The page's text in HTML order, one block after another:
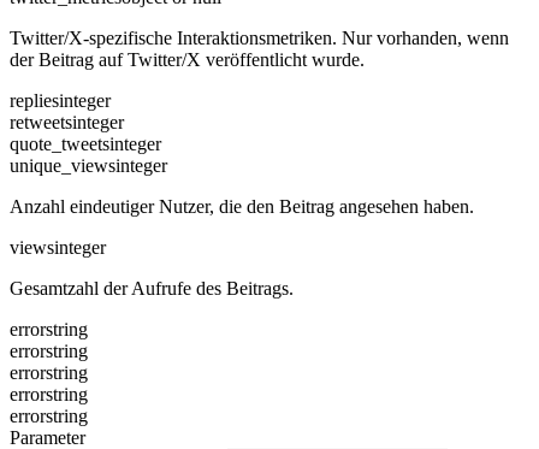
Twitter/X-spezifische Interaktionsmetriken. Nur vorhanden, wenn
der Beitrag auf Twitter/X veröffentlicht wurde.
repliesinteger
retweetsinteger
quote_tweetsinteger
unique_viewsinteger
Anzahl eindeutiger Nutzer, die den Beitrag angesehen haben.
viewsinteger
Gesamtzahl der Aufrufe des Beitrags.
errorstring
errorstring
errorstring
errorstring
errorstring
Parameter